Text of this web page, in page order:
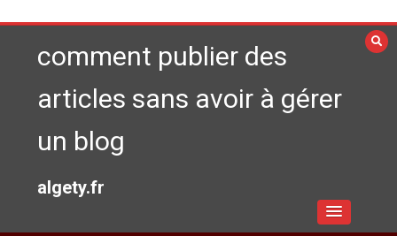
au
contenucomment publier des
articles sans avoir à gérer
un blog
algety.fr